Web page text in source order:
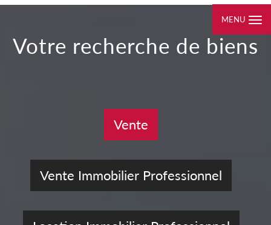
MENU
votre recherche de biens
Vente
Vente Immobilier Professionnel